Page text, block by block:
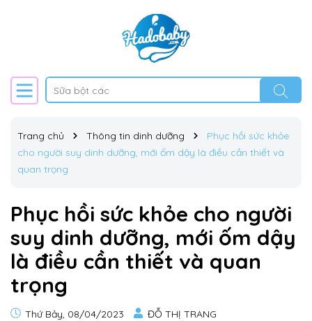
Trang chủ Thông tin dinh dưỡng
Phục hồi sức khỏe
cho người suy dinh dưỡng, mới ốm dậy là điều cần thiết và
quan trọng
Phục hồi sức khỏe cho người
suy dinh dưỡng, mới ốm dậy
là điều cần thiết và quan
trọng
Thứ Bảy, 08/04/2023 ĐỖ THỊ TRANG